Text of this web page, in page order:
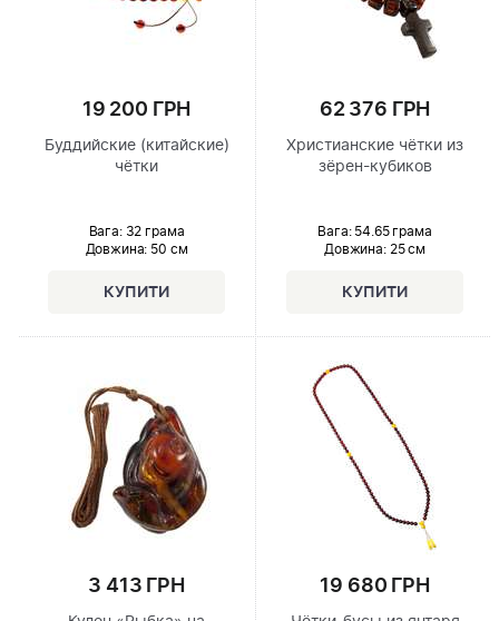
19 200 ГРН
Буддийские (китайские)
чётки
Вага: 32 грама
Довжина: 50 см
62 376 ГРН
Христианские чётки из
зёрен-кубиков
Вага: 54.65 грама
Довжина:25 см
3 413 ГРН 19 680 ГРН